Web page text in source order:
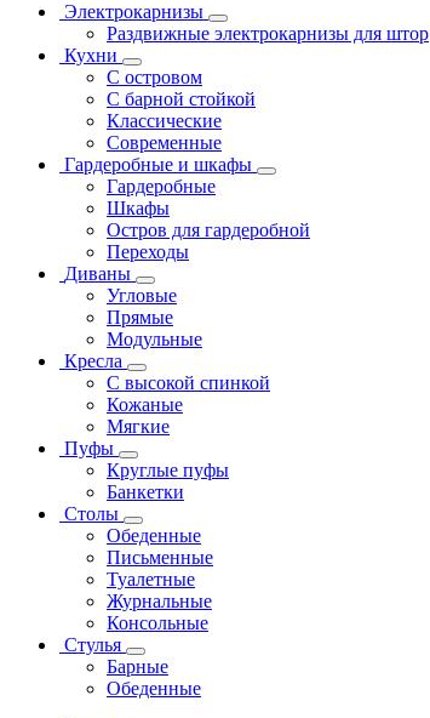
Электрокарнизы
Раздвижные электрокарнизы для штор
Кухни
С островом
С барной стойкой
Классические
Современные
Гардеробные и шкафы
Гардеробные
Шкафы
Остров для гардеробной
Переходы
Диваны
Угловые
Прямые
Модульные
Кресла
С высокой спинкой
Кожаные
Мягкие
Пуфы
Круглые пуфы
Банкетки
Столы
Обеденные
Письменные
Туалетные
Журнальные
Консольные
Стулья
Барные
Обеденные